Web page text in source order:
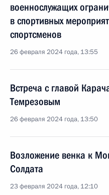
военнослужащих
в спортивных
спортсменов
26 февраля 2024 года, 13:55
Встреча с главой
Темрезовым
26 февраля 2024 года, 13:50
Возложение венка к
Солдата
23 февраля 2024 года, 12:10